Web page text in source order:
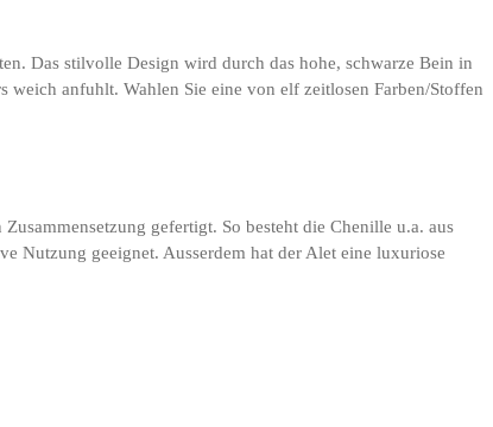
Das stilvolle Design wird durch das hohe, schwarze Bein in
anfuhlt. Wahlen Sie eine von elf zeitlosen Farben/Stoffen
gefertigt. So besteht die Chenille u.a. aus
Nutzung geeignet. Ausserdem hat der Alet eine luxuriose